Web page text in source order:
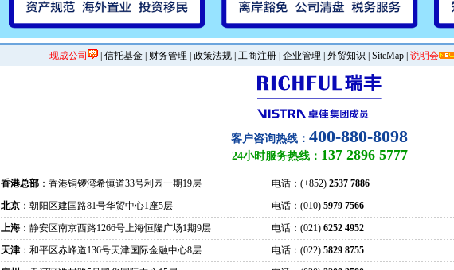
现成公司 | 信托基金| 财务管理 政策法规| 工商注册| 企业管理 外贸知识 SiteMap| 说明会
客户咨询热线： 400-880-8098
24小时服务热线： 137 2896 5777
香港总部 ：香港铜锣湾希慎道33号利园一期19层 电话：(+852) 2537 7886
北京 ：朝阳区建国路81号华贸中心1座5层 电话：(010) 5979 7566
上海 ：静安区南京西路1266号上海恒隆广场1期9层 电话：(021) 6252 4952
天津 ：和平区赤峰道136号天津国际金融中心8层 电话：(022) 5829 8755